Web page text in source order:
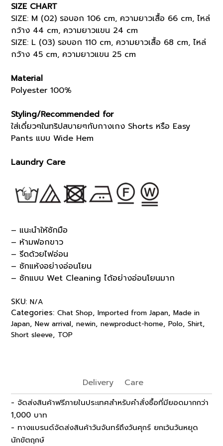
SIZE CHART
SIZE: M (02) รอบอก 106 cm, ความยาวเสื้อ 66 cm, ไหล่
กว้าง 44 cm, ความยาวแขน 24 cm
SIZE: L (03) รอบอก 110 cm, ความยาวเสื้อ 68 cm, ไหล่
กว้าง 45 cm, ความยาวแขน 25 cm
Material
Polyester 100%
Styling/Recommended for
ใส่เดี่ยวๆในทริปสบายๆกับกางเกง Shorts หรือ Easy
Pants แบบ Wide Hem
Laundry Care
– แนะนำให้ซักมือ
– ห้ามฟอกขาว
– รีดด้วยไฟอ่อน
– ซักแห้งอย่างอ่อนโยน
– ซักแบบ Wet Cleaning ได้อย่างอ่อนโยนมาก
SKU: N/A
Categories: Chat Shop, Imported from Japan, Made in
Japan, New arrival, newin, newproduct-home, Polo, Shirt,
Short sleeve, TOP
Delivery Care
- จัดส่งสินค้าฟรีภายในประเทศสำหรับคำสั่งซื้อที่มียอดมากกว่า
1,000 บาท
- ทางแบรนด์จัดส่งสินค้าวันจันทร์ถึงวันศุกร์ ยกเว้นวันหยุด
นักขัตฤกษ์